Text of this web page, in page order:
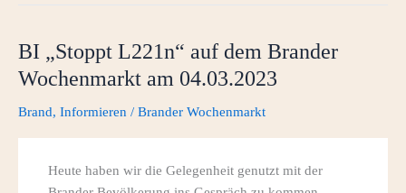
BI „Stoppt L221n“ auf dem Brander
Wochenmarkt am 04.03.2023
Brand, Informieren / Brander Wochenmarkt
Heute haben wir die Gelegenheit genutzt mit der